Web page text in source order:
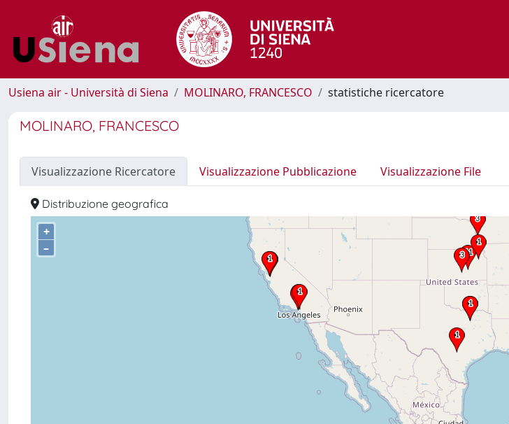
Usiena air - Università di Siena MOLINARO, FRANCESCO statistiche ricercatore
MOLINARO, FRANCESCO
Visualizzazione Ricercatore Visualizzazione Pubblicazione Visualizzazione File
Distribuzione geografica
+
–